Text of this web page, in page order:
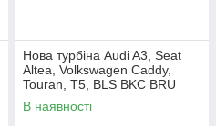
Нова турбіна Audi A3, Seat
Altea, Volkswagen Caddy,
Touran, T5, BLS BKC BRU
BJB BXE, 54399700020,
1.9TDI 2002+
В наявності